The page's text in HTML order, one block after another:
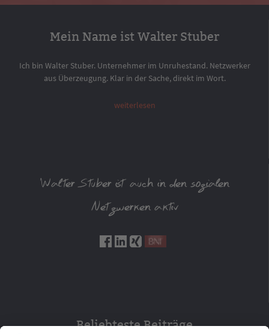
Mein Name ist Walter Stuber
Ich bin Walter Stuber. Unternehmer im Unruhestand. Netzwerker
aus Überzeugung. Klar in der Sache, direkt im Wort.
weiterlesen
Walter Stuber ist auch in den sozialen
Netzwerken aktiv
Beliebteste Beiträge